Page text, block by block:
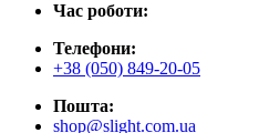
Час роботи:
Телефони:
+38 (050) 849-20-05
Пошта:
shop@slight.com.ua